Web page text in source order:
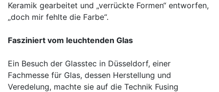
Keramik gearbeitet und „verrückte Formen“ entworfen,
„doch mir fehlte die Farbe“.
Fasziniert vom leuchtenden Glas
Ein Besuch der Glasstec in Düsseldorf, einer
Fachmesse für Glas, dessen Herstellung und
Veredelung, machte sie auf die Technik Fusing